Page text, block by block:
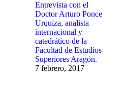
Entrevista con el
Doctor Arturo Ponce
Urquiza, analista
internacional y
catedrático de la
Facultad de Estudios
Superiores Aragón.
7 febrero, 2017